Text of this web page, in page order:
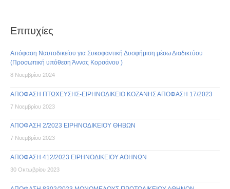
Επιτυχίες
Απόφαση Ναυτοδικείου για Συκοφαντική Δυσφήμιση μέσω Διαδικτύου
(Προσωπική υπόθεση Άννας Κορσάνου )
8 Νοεμβρίου 2024
ΑΠΟΦΑΣΗ ΠΤΩΧΕΥΣΗΣ-ΕΙΡΗΝΟΔΙΚΕΙΟ ΚΟΖΑΝΗΣ ΑΠΟΦΑΣΗ 17/2023
7 Νοεμβρίου 2023
ΑΠΟΦΑΣΗ 2/2023 ΕΙΡΗΝΟΔΙΚΕΙΟΥ ΘΗΒΩΝ
7 Νοεμβρίου 2023
ΑΠΟΦΑΣΗ 412/2023 ΕΙΡΗΝΟΔΙΚΕΙΟΥ ΑΘΗΝΩΝ
30 Οκτωβρίου 2023